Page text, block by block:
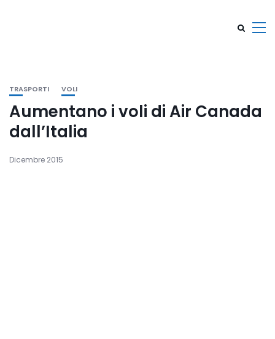
TRASPORTI VOLI
Aumentano i voli di Air Canada
dall’Italia
Dicembre 2015